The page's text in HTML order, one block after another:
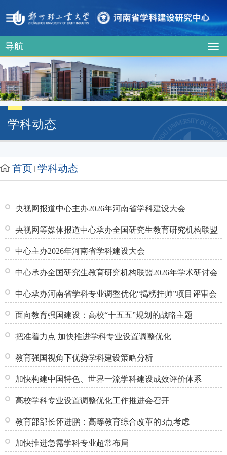
导航
学科动态
首页 学科动态
央视网报道中心主办2026年河南省学科建设大会
央视网等媒体报道中心承办全国研究生教育研究机构联盟
2026年学术...
中心主办2026年河南省学科建设大会
中心承办全国研究生教育研究机构联盟2026年学术研讨会
中心承办河南省学科专业调整优化“揭榜挂帅”项目评审会
面向教育强国建设：高校“十五五”规划的战略主题
把准着力点 加快推进学科专业设置调整优化
教育强国视角下优势学科建设策略分析
加快构建中国特色、世界一流学科建设成效评价体系
高校学科专业设置调整优化工作推进会召开
教育部部长怀进鹏：高等教育综合改革的3点考虑
加快推进急需学科专业超常布局